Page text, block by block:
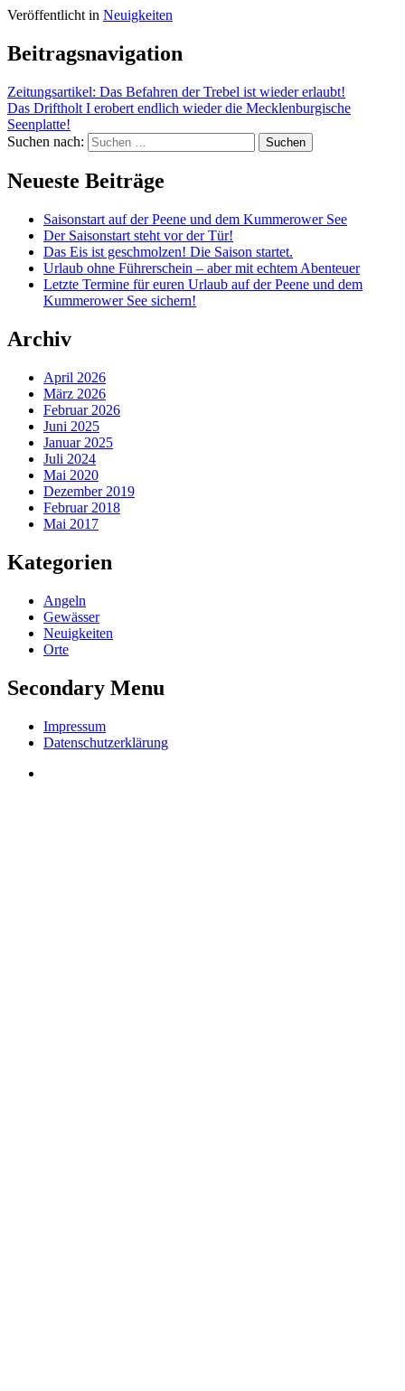
Veröffentlicht in Neuigkeiten
Beitragsnavigation
Zeitungsartikel: Das Befahren der Trebel ist wieder erlaubt!
Das Driftholt I erobert endlich wieder die Mecklenburgische
Seenplatte!
Suchen nach:
Neueste Beiträge
Saisonstart auf der Peene und dem Kummerower See
Der Saisonstart steht vor der Tür!
Das Eis ist geschmolzen! Die Saison startet.
Urlaub ohne Führerschein – aber mit echtem Abenteuer
Letzte Termine für euren Urlaub auf der Peene und dem
Kummerower See sichern!
Archiv
April 2026
März 2026
Februar 2026
Juni 2025
Januar 2025
Juli 2024
Mai 2020
Dezember 2019
Februar 2018
Mai 2017
Kategorien
Angeln
Gewässer
Neuigkeiten
Orte
Secondary Menu
Impressum
Datenschutzerklärung